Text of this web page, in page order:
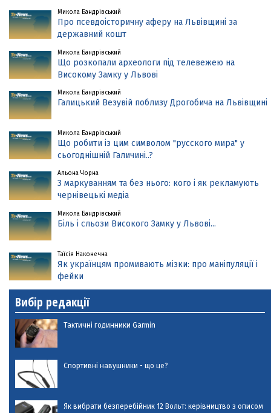
Микола Бандрівський
Про псевдоісторичну аферу на Львівщині за
державний кошт
Микола Бандрівський
Що розкопали археологи під телевежею на
Високому Замку у Львові
Микола Бандрівський
Галицький Везувій поблизу Дрогобича на Львівщині
Микола Бандрівський
Що робити із цим символом "русского мира" у
сьогоднішній Галичині..?
Альона Чорна
З маркуванням та без нього: кого і як рекламують
чернівецькі медіа
Микола Бандрівський
Біль і сльози Високого Замку у Львові...
Таїсія Наконечна
Як українцям промивають мізки: про маніпуляції і
фейки
Вибір редакції
Тактичні годинники Garmin
Спортивні навушники - що це?
Як вибрати безперебійник 12 Вольт: керівництво з описом